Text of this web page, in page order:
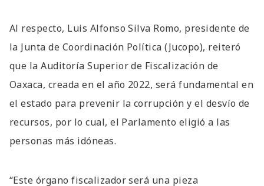
Al respecto, Luis Alfonso Silva Romo, presidente de
la Junta de Coordinación Política (Jucopo), reiteró
que la Auditoría Superior de Fiscalización de
Oaxaca, creada en el año 2022, será fundamental en
el estado para prevenir la corrupción y el desvío de
recursos, por lo cual, el Parlamento eligió a las
personas más idóneas.
“Este órgano fiscalizador será una pieza